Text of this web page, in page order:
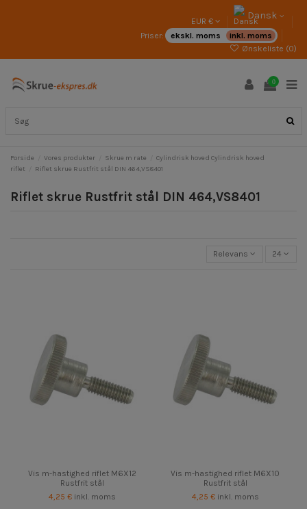
EUR € Dansk
Priser: ekskl. moms
inkl. moms
Ønskeliste (0)
0
Forside Vores produkter Skrue m rate
Cylindrisk hoved Cylindrisk hoved
riflet
Riflet skrue Rustfrit stål DIN 464,VS8401
Riflet skrue Rustfrit stål DIN 464,VS8401
Relevans 24
Vis m-hastighed riflet M6X12
Rustfrit stål
4,25 € inkl. moms
Vis m-hastighed riflet M6X10
Rustfrit stål
4,25 € inkl. moms